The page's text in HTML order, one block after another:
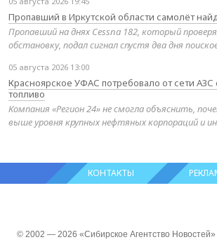
Пропавший в Иркутской области самолёт
Пропавший на днях Cessna 182, который
обстановку, подал сигнал спустя два дня
05 августа 2026 13:00
Красноярское УФАС потребовало от сети АЗС
топливо
Компания «Регион 24» не смогла объяснить,
выше уровня крупных нефтяных корпораций и
КОНТАКТЫ
© 2002 — 2026 «Сибирское Агентство Новостей»